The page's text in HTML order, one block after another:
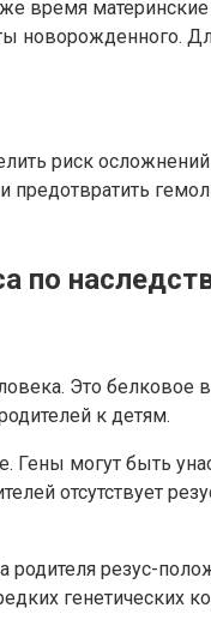
время материнские
новорожденного.
риск
по
Это белковое
к детям.
могут быть
отсутствует
родителя резус-
генетических